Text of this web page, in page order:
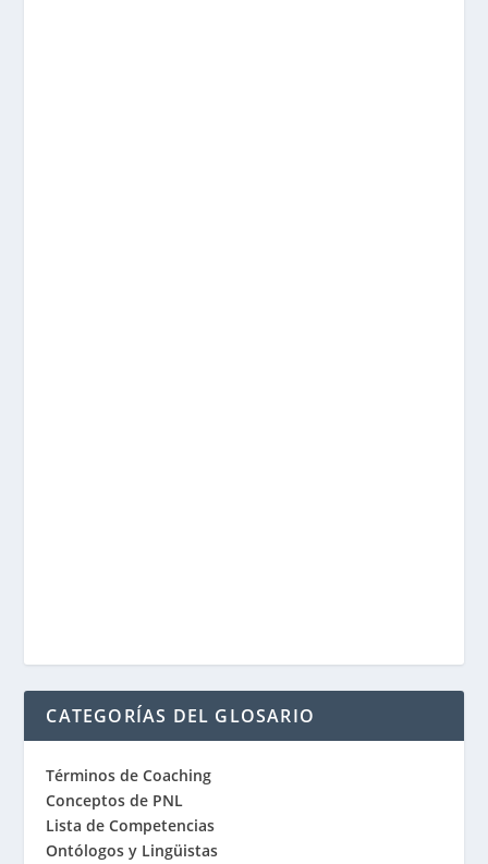
CATEGORÍAS DEL GLOSARIO
Términos de Coaching
Conceptos de PNL
Lista de Competencias
Ontólogos y Lingüistas